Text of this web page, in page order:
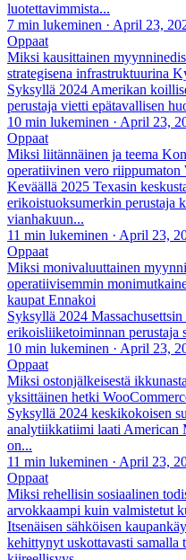
luotettavimmista...
7 min lukeminen · April 23,
Oppaat
Miksi kausittainen
strategisena infrastruktuurina
Syksyllä 2024 Amerikan
perustaja vietti epätavallisen
10 min lukeminen · April 23,
Oppaat
Miksi liitännäinen ja teema
operatiivinen vero riippumaton
Keväällä 2025 Texasin
erikoistuoksumerkin perustaja
vianhakuun...
11 min lukeminen · April 23,
Oppaat
Miksi monivaluuttainen
operatiivisemmin
kaupat Ennakoi
Syksyllä 2024 Massachusettsin
erikoisliiketoiminnan
10 min lukeminen · April 23,
Oppaat
Miksi ostonjälkeisestä
yksittäinen hetki
Syksyllä 2024 keskikokoisen
analytiikkatiimi laati American
on...
11 min lukeminen · April 23,
Oppaat
Miksi rehellisin sosiaalinen
arvokkaampi kuin valmistetut
Itsenäisen sähköisen
kehittynyt uskottavasti samalla